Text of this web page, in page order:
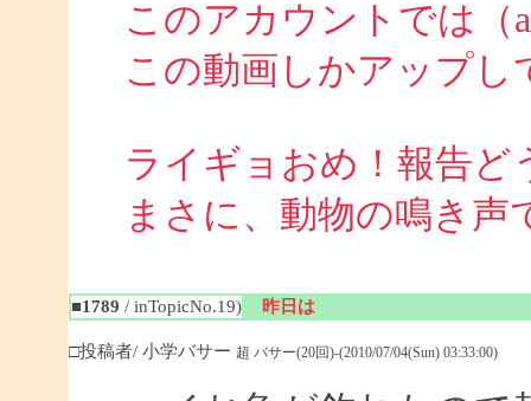
このアカウントでは（
この動画しかアップし
ライギョおめ！報告ど
まさに、動物の鳴き声
■1789 / inTopicNo.19) 昨日は
□投稿者/ 小学バサー 超 バサー(20回)-(2010/07/04(Sun) 03:33:00)